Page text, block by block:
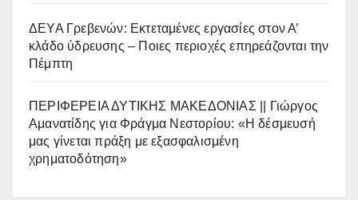
ΔΕΥΑ Γρεβενών: Εκτεταμένες εργασίες στον Α’
κλάδο ύδρευσης – Ποιες περιοχές επηρεάζονται την
Πέμπτη
ΠΕΡΙΦΕΡΕΙΑ ΔΥΤΙΚΗΣ ΜΑΚΕΔΟΝΙΑΣ || Γιώργος
Αμανατίδης για Φράγμα Νεστορίου: «Η δέσμευσή
μας γίνεται πράξη με εξασφαλισμένη
χρηματοδότηση»